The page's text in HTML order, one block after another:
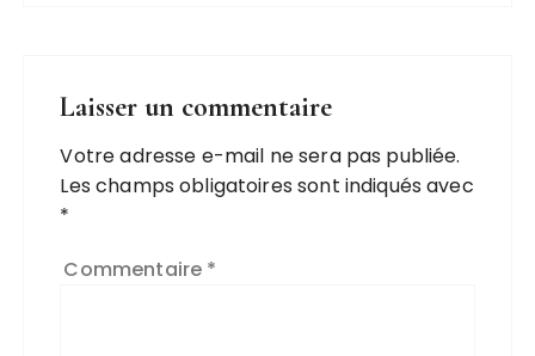
Laisser un commentaire
Votre adresse e-mail ne sera pas publiée.
Les champs obligatoires sont indiqués avec
*
Commentaire *